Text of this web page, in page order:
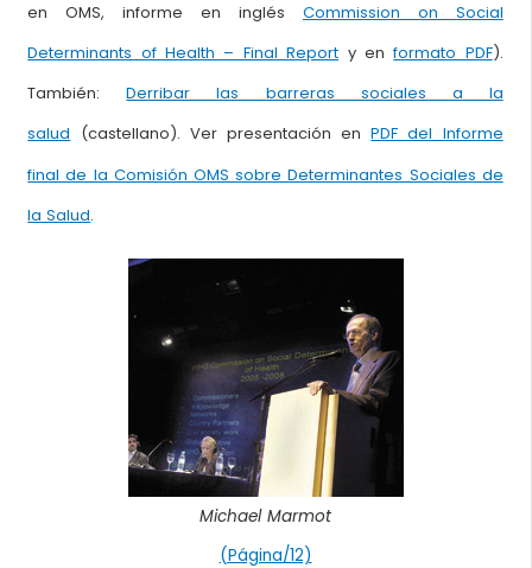
en OMS, informe en inglés Commission on Social
Determinants of Health – Final Report y enformato PDF).
También:Derribar las barreras sociales a la
salud (castellano). Ver presentación enPDF del Informe
final de la Comisión OMS sobre Determinantes Sociales de
la Salud.
Michael Marmot
(Página/12)